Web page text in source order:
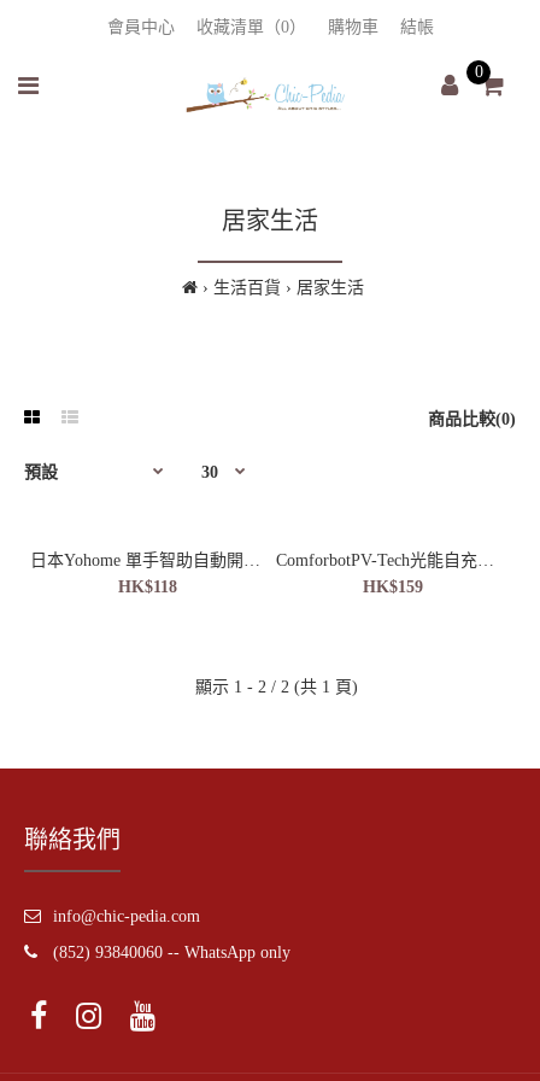
會員中心 收藏清單（0） 購物車 結帳
0
居家生活
生活百貨 居家生活
商品比較(0)
日本Yohome 單手智助自動開合防回彈一甩免疊防滴水抗風
日本Yohome 單手智助自動開合防回彈一甩免疊防滴水抗風快收捷便晴雨傘
HK$118
ComforbotPV-Tech光能自充電專業級雙頻BIA智能健康數據監測家庭多用戶體脂磅PRO
HK$159
顯示 1 - 2 / 2 (共 1 頁)
聯絡我們
info@chic-pedia.com
(852) 93840060 -- WhatsApp only